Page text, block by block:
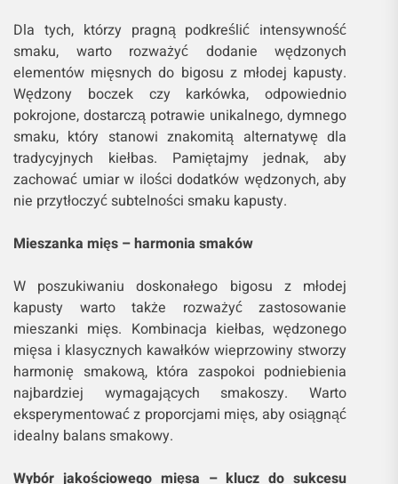
Dla tych, którzy pragną podkreślić intensywność
smaku, warto rozważyć dodanie wędzonych
elementów mięsnych do bigosu z młodej kapusty.
Wędzony boczek czy karkówka, odpowiednio
pokrojone, dostarczą potrawie unikalnego, dymnego
smaku, który stanowi znakomitą alternatywę dla
tradycyjnych kiełbas. Pamiętajmy jednak, aby
zachować umiar w ilości dodatków wędzonych, aby
nie przytłoczyć subtelności smaku kapusty.
Mieszanka mięs – harmonia smaków
W poszukiwaniu doskonałego bigosu z młodej
kapusty warto także rozważyć zastosowanie
mieszanki mięs. Kombinacja kiełbas, wędzonego
mięsa i klasycznych kawałków wieprzowiny stworzy
harmonię smakową, która zaspokoi podniebienia
najbardziej wymagających smakoszy. Warto
eksperymentować z proporcjami mięs, aby osiągnąć
idealny balans smakowy.
Wybór jakościowego mięsa – klucz do sukcesu